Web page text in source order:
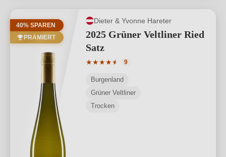
40% SPAREN
PRÄMIERT
Dieter & Yvonne Hareter
2025 Grüner Veltliner Ried
Satz
★★★★★
★
Durchschnittliche Bewertung von 4.78
9
Burgenland
Grüner Veltliner
Trocken